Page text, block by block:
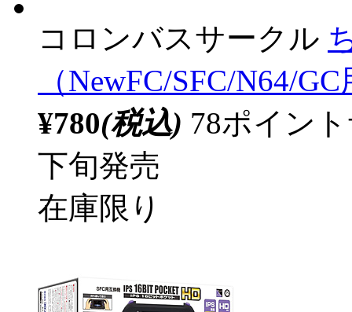
コロンバスサークル
（NewFC/SFC/N64/
¥780(税込) 78ポイン
下旬発売
在庫限り